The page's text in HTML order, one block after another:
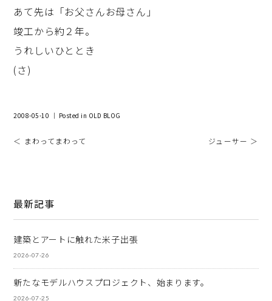
あて先は「お父さんお母さん」
竣工から約２年。
うれしいひととき
(さ)
2008-05-10 ｜ Posted in OLD BLOG
＜ まわってまわって ジューサー ＞
最新記事
建築とアートに触れた米子出張
2026-07-26
新たなモデルハウスプロジェクト、始まります。
2026-07-25